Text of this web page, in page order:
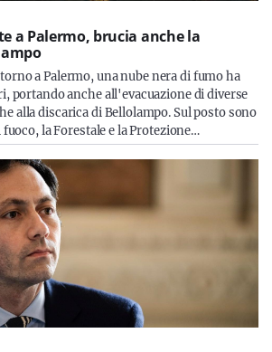
a Palermo, brucia anche la
a Palermo, una nube nera di fumo ha
portando anche all'evacuazione di diverse
alla discarica di Bellolampo. Sul posto sono
la Forestale e la Protezione…